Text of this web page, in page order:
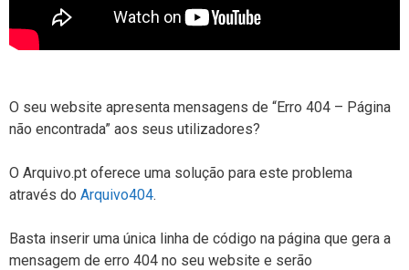
O seu website apresenta mensagens de “Erro 404 – Página
não encontrada” aos seus utilizadores?
O Arquivo.pt oferece uma solução para este problema
através do Arquivo404.
Basta inserir uma única linha de código na página que gera a
mensagem de erro 404 no seu website e serão